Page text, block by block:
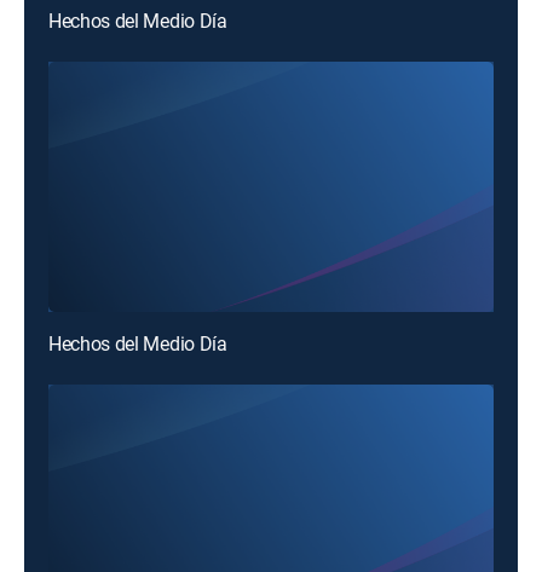
Hechos del Medio Día
Hechos del Medio Día